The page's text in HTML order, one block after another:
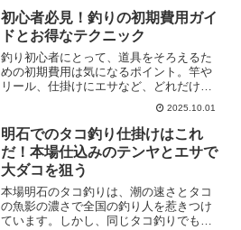
初心者必見！釣りの初期費用ガイ
ドとお得なテクニック
釣り初心者にとって、道具をそろえるた
めの初期費用は気になるポイント。竿や
リール、仕掛けにエサなど、どれだけお
金がかかるか不安ですよね。本記事では
初心者向けに釣りの初期費用の内訳や節
約術をわかりやすく解説します。2025年
の最新情報も交え、必...
2025.10.01
明石でのタコ釣り仕掛けはこれ
だ！本場仕込みのテンヤとエサで
大ダコを狙う
本場明石のタコ釣りは、潮の速さとタコ
の魚影の濃さで全国の釣り人を惹きつけ
ています。しかし、同じタコ釣りでも、